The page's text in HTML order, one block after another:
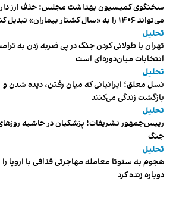
سخنگوی کمیسیون بهداشت مجلس: حذف ارز
می‌تواند ۱۴۰۶ را به «سال کشتار بیماران» تبدیل کند
تحلیل
تهران با طولانی کردن جنگ در پی ضربه زدن به
انتخابات میان‌دوره‌ای است
تحلیل
نسل معلق؛ ایرانیانی که میان رفتن، دیده شدن و
بازگشت زندگی می‌کنند
تحلیل
رییس‌جمهور تشریفات؛ پزشکیان در حاشیه
جنگ
تحلیل
هجوم به سئوتا معامله مهاجرتی قذافی با اروپا را
دوباره زنده کرد